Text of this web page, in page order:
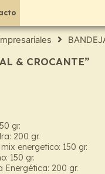
& CROCANTE”
gr.
200 gr.
energetico: 150 gr.
150 gr.
Energética: 200 gr.